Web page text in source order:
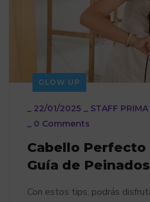
GLOW UP
_ 22/01/2025 _ STAFF
_ 0 Comments
Cabello Perfecto
Guía de
Con estos tips, podrás